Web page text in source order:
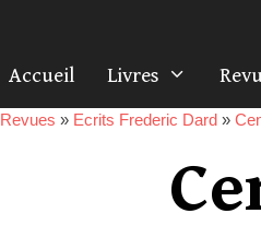
Accueil Livres
Revues » Ecrits Frederic Dard »